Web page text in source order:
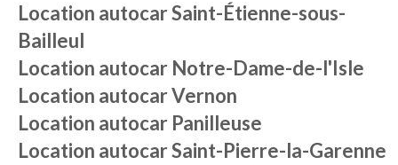
Location autocarSaint-Étienne-sous-
Bailleul
Location autocar Notre-Dame-de-l'Isle
Location autocarVernon
Location autocar Panilleuse
Location autocarSaint-Pierre-la-Garenne